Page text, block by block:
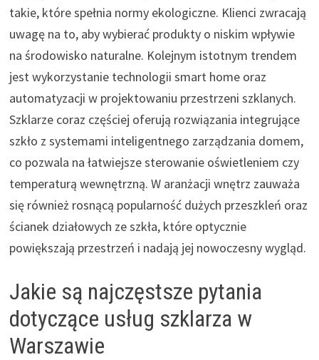
takie, które spełnia normy ekologiczne. Klienci zwracają
uwagę na to, aby wybierać produkty o niskim wpływie
na środowisko naturalne. Kolejnym istotnym trendem
jest wykorzystanie technologii smart home oraz
automatyzacji w projektowaniu przestrzeni szklanych.
Szklarze coraz częściej oferują rozwiązania integrujące
szkło z systemami inteligentnego zarządzania domem,
co pozwala na łatwiejsze sterowanie oświetleniem czy
temperaturą wewnętrzną. W aranżacji wnętrz zauważa
się również rosnącą popularność dużych przeszkleń oraz
ścianek działowych ze szkła, które optycznie
powiększają przestrzeń i nadają jej nowoczesny wygląd.
Jakie są najczęstsze pytania
dotyczące usług szklarza w
Warszawie